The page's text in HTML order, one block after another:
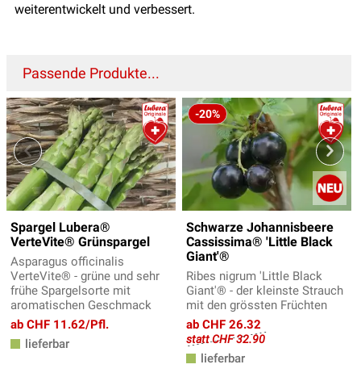
weiterentwickelt und verbessert.
Passende Produkte...
Spargel Lubera®
VerteVite® Grünspargel
Asparagus officinalis
VerteVite® - grüne und sehr
frühe Spargelsorte mit
aromatischen Geschmack
ab CHF 11.62/Pfl.
lieferbar
-20%
Schwarze Johannisbeere
Cassissima® 'Little Black
Giant'®
Ribes nigrum 'Little Black
Giant'® - der kleinste Strauch
mit den grössten Früchten
ab CHF 26.32
statt CHF 32.90
lieferbar